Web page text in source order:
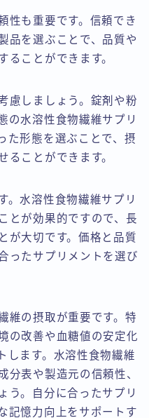
性も重要です。信頼でき
品を選ぶことで、品質や
ることができます。
慮しましょう。錠剤や粉
の水溶性食物繊維サプリ
た形態を選ぶことで、摂
ることができます。
。水溶性食物繊維サプリ
とが効果的ですので、長
が大切です。価格と品質
ったサプリメントを選び
維の摂取が重要です。特
の改善や血糖値の安定化
します。水溶性食物繊維
分表や製造元の信頼性、
う。自分に合ったサプリ
記憶力向上をサポートす